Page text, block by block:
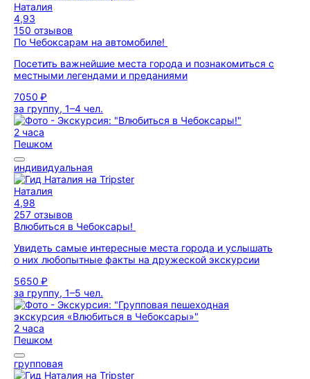
Наталия
4,93
150 отзывов
По Чебоксарам на автомобиле!
Посетить важнейшие места города и познакомиться с
местными легендами и преданиями
7050 ₽
за группу, 1–4 чел.
2 часа
Пешком
индивидуальная
Наталия
4,98
257 отзывов
Влюбиться в Чебоксары!
Увидеть самые интересные места города и услышать
о них любопытные факты на дружеской экскурсии
5650 ₽
за группу, 1–5 чел.
2 часа
Пешком
групповая